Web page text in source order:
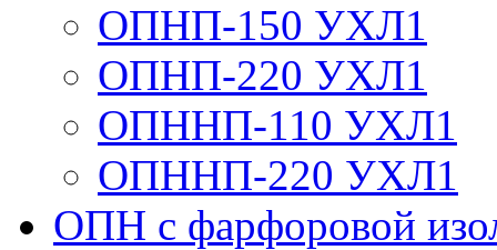
ОПНП-150 УХЛ1
ОПНП-220 УХЛ1
ОПННП-110 УХЛ1
ОПННП-220 УХЛ1
ОПН с фарфоровой